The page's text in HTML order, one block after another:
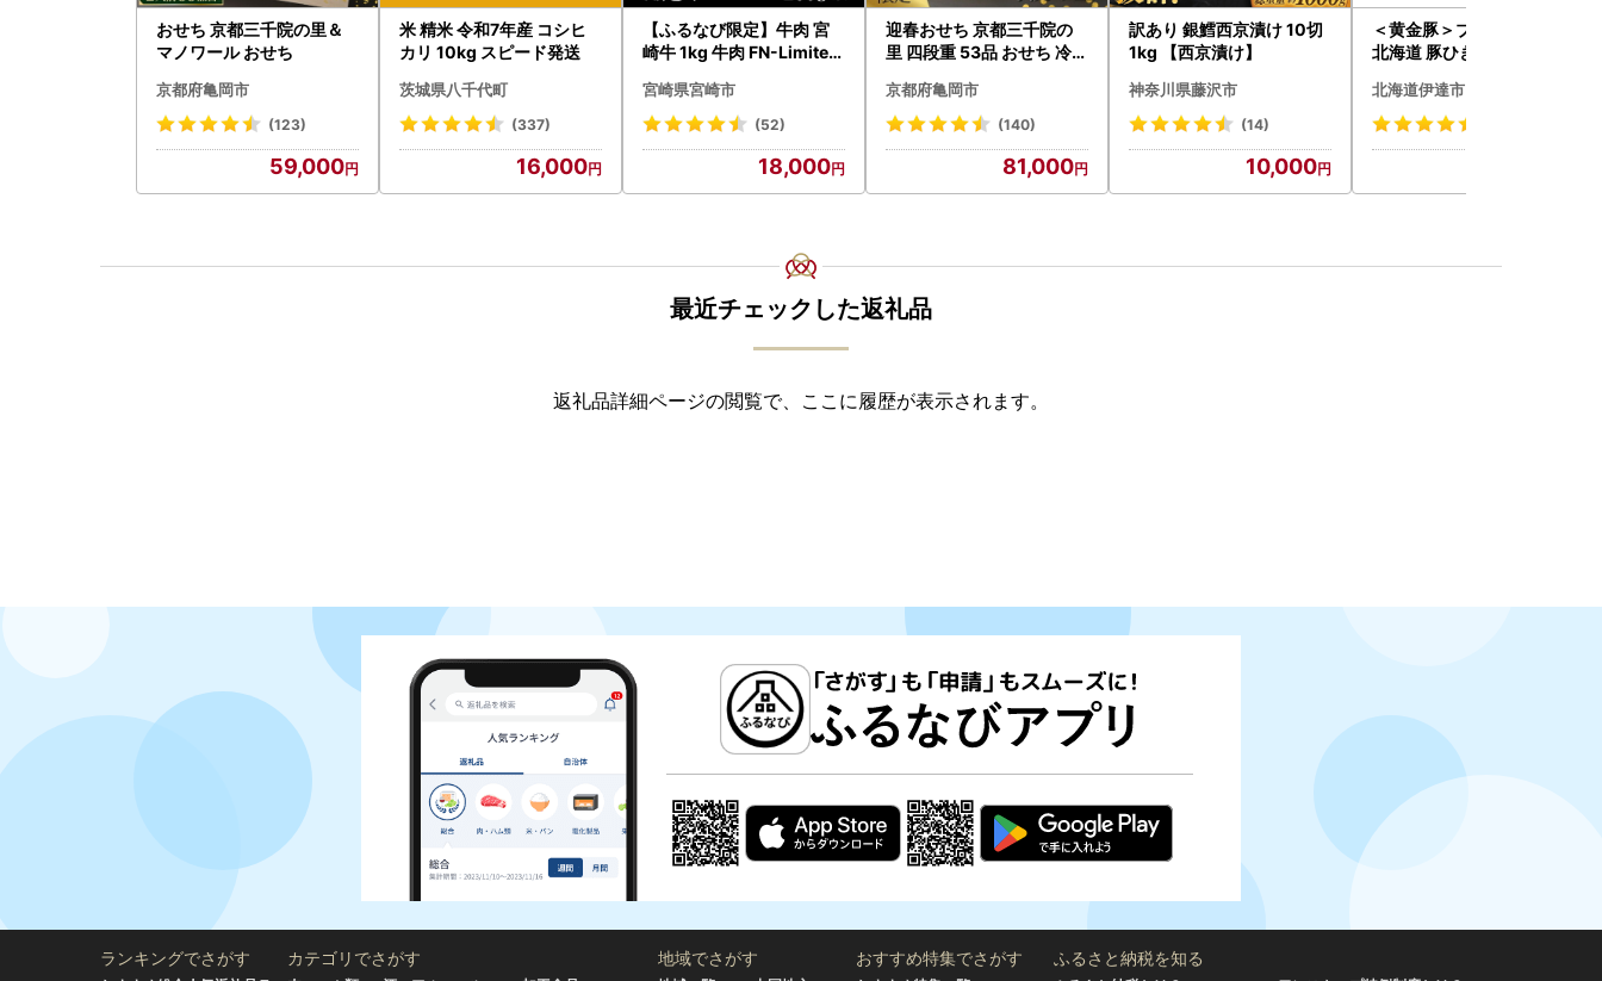
おせち 京都三千院の里＆
マノワール おせち
京都府亀岡市
(123)
59,000
米 精米 令和7年産 コシヒ
カリ 10kg スピード発送
茨城県八千代町
(337)
16,000
【ふるなび限定】牛肉 宮
崎牛 1kg 牛肉 FN-Limited
宮崎県宮崎市
(52)
18,000
迎春おせち 京都三千院の
里 四段重 53品 おせち 冷蔵
京都府亀岡市
(140)
81,000
訳あり 銀鱈西京漬け 10切
1kg 【西京漬け】
神奈川県藤沢市
(14)
10,000
＜黄金豚＞ブランドポーク
北海道 豚ひき肉 普通挽き
北海道伊達市
最近チェックした返礼品
返礼品詳細ページの閲覧で、ここに履歴が表示されます。
ランキングでさがす カテゴリでさがす 地域でさがす おすすめ特集でさがす ふるさと納税を知る